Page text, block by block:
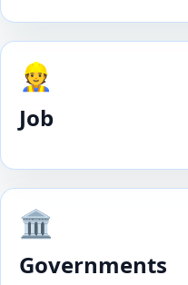
👷
Job
🏛️
Governments